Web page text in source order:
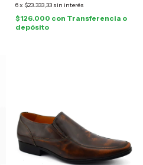
6x $23.333,33 sin interés
$126.000 con Transferencia o
depósito